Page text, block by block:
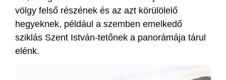
völgy felső részének és az azt körülölelő
hegyeknek, például a szemben emelkedő
sziklás Szent István-tetőnek a panorámája tárul
elénk.